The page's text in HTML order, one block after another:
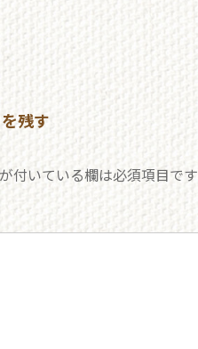
残す
が付いている欄は必須項目です